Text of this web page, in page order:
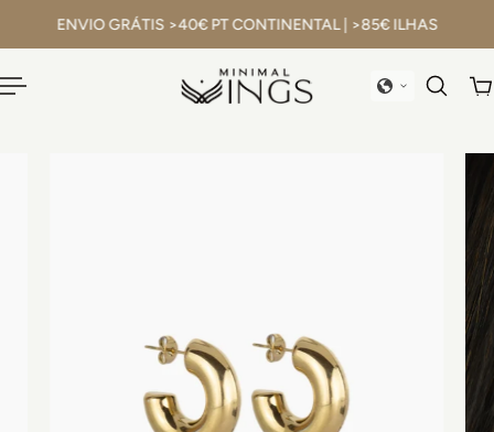
ENVIO GRÁTIS >40€ PT CONTINENTAL | >85€ ILHAS